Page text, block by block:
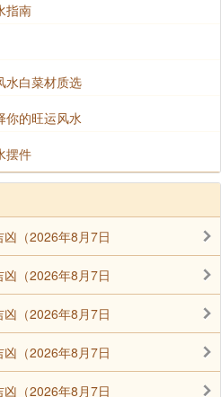
分仙人掌对光照要求极高，
适合与聚宝盆搭配。
稀有品种或嫁接品种，养
带来长期的好运和财富。
佳的多肉：
，难以持续带来好运和财
指南
水白菜材质选
你的旺运风水
摆件
（2026年8月7日
（2026年8月7日
（2026年8月7日
（2026年8月7日
（2026年8月7日